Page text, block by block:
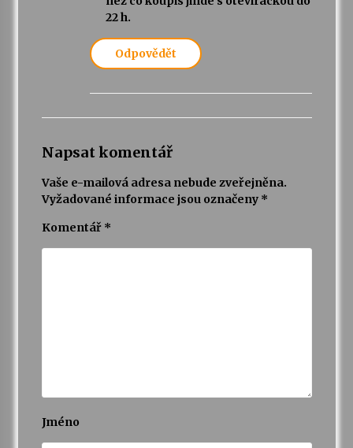
22 h.
Odpovědět
Napsat komentář
Vaše e-mailová adresa nebude zveřejněna.
Vyžadované informace jsou označeny *
Komentář *
Jméno